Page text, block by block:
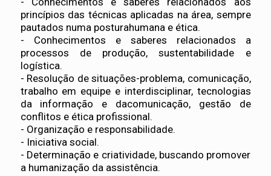
princípios das técnicas aplicadas na área, sempre
pautados numa posturahumana e ética.
- Conhecimentos e saberes relacionados a
processos de produção, sustentabilidade e
logística.
- Resolução de situações-problema, comunicação,
trabalho em equipe e interdisciplinar, tecnologias
da informação e dacomunicação, gestão de
conflitos e ética profissional.
- Organização e responsabilidade.
- Iniciativa social.
- Determinação e criatividade, buscando promover
a humanização da assistência.